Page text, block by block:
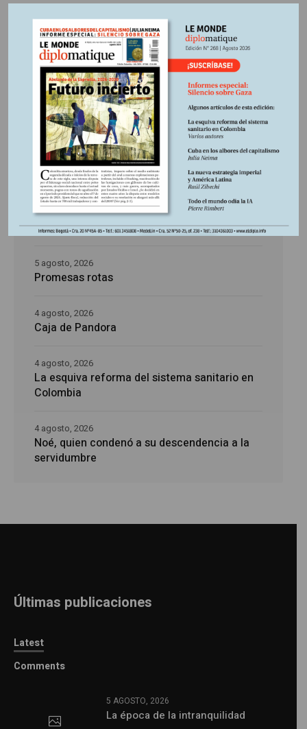
Últimas publicaciones
La época de la intranquilidad
5 agosto, 2026
Los amos del mundo
5 agosto, 2026
Promesas rotas
5 agosto, 2026
Caja de Pandora
4 agosto, 2026
La esquiva reforma del sistema sanitario en
Colombia
4 agosto, 2026
Noé, quien condenó a su descendencia a la
servidumbre
4 agosto, 2026
Últimas publicaciones
Latest
Comments
5 AGOSTO, 2026
La época de la intranquilidad